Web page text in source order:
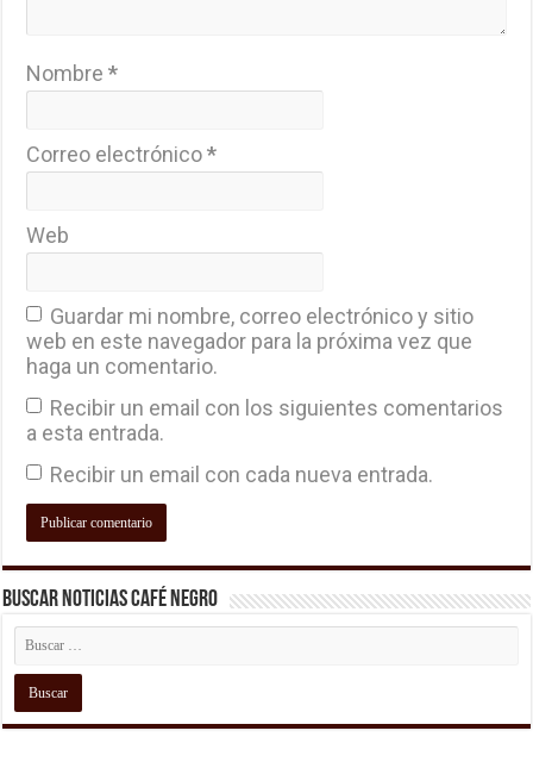
Nombre*
Correo electrónico*
Web
Guardar mi nombre, correo electrónico y sitio
web en este navegador para la próxima vez que
haga un comentario.
Recibir un email con los siguientes comentarios
a esta entrada.
Recibir un email con cada nueva entrada.
Buscar Noticias Café Negro